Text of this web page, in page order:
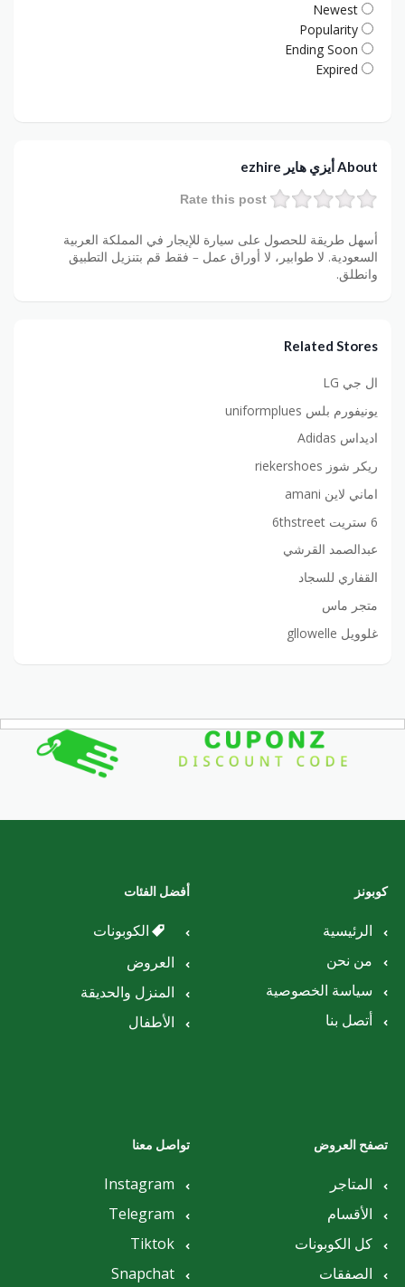
Newest
Popularity
Ending Soon
Expired
About أيزي هاير ezhire
Rate this post
أسهل طريقة للحصول على سيارة للإيجار في المملكة العربية
السعودية. لا طوابير، لا أوراق عمل – فقط قم بتنزيل التطبيق
وانطلق.
Related Stores
ال جي LG
يونيفورم بلس uniformplues
اديداس Adidas
ريكر شوز riekershoes
اماني لاين amani
6 ستريت 6thstreet
عبدالصمد القرشي
القفاري للسجاد
متجر ماس
غلوويل gllowelle
كوبونز
الرئيسية
من نحن
سياسة الخصوصية
أتصل بنا
أفضل الفئات
الكوبونات
العروض
المنزل والحديقة
الأطفال
تصفح العروض
المتاجر
الأقسام
كل الكوبونات
الصفقات
تواصل معنا
Instagram
Telegram
Tiktok
Snapchat